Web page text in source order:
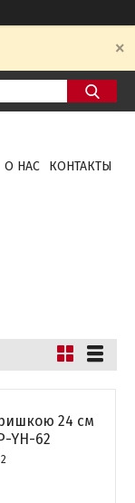
О НАС КОНТАКТЫ
24 см
YH-62